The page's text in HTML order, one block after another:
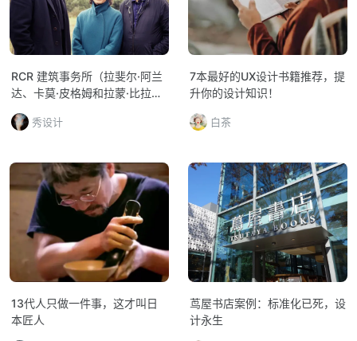
RCR 建筑事务所（拉斐尔·阿兰
达、卡莫·皮格姆和拉蒙·比拉尔
秀设计
7本最好的UX设计书籍推荐，提
升你的设计知识！
白茶
13代人只做一件事，这才叫日
本匠人
茑屋书店案例：标准化已死，设
计永生